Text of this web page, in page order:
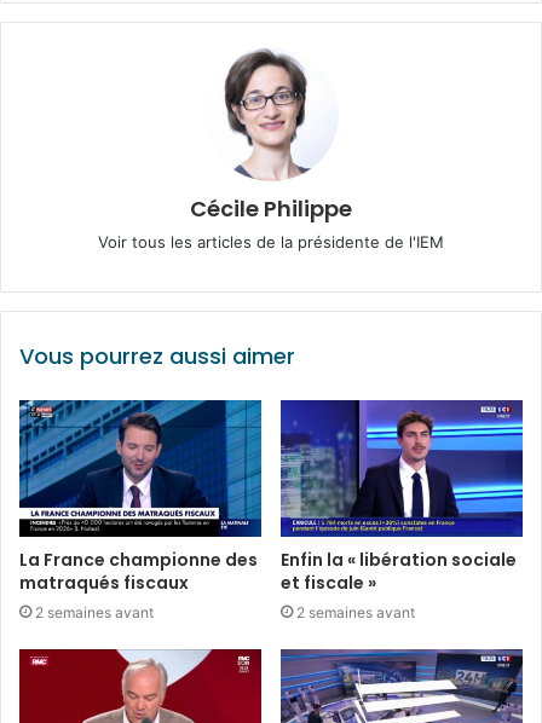
Cécile Philippe
Voir tous les articles de la présidente de l'IEM
Vous pourrez aussi aimer
La France championne des
matraqués fiscaux
2 semaines avant
Enfin la « libération sociale
et fiscale »
2 semaines avant